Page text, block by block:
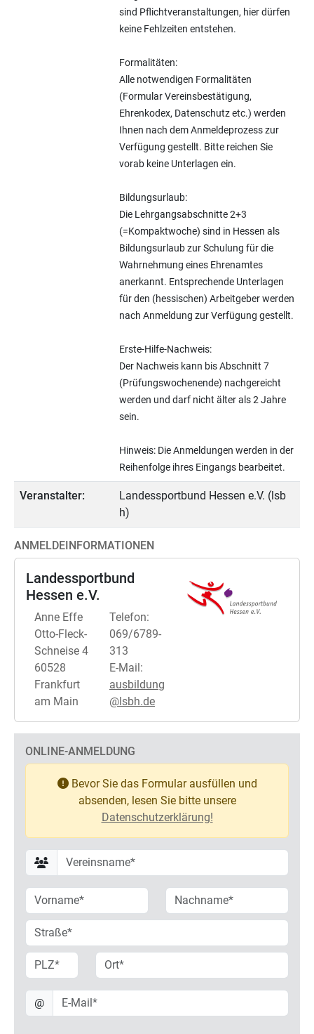
sind Pflichtveranstaltungen, hier dürfen
keine Fehlzeiten entstehen.
Formalitäten:
Alle notwendigen Formalitäten
(Formular Vereinsbestätigung,
Ehrenkodex, Datenschutz etc.) werden
Ihnen nach dem Anmeldeprozess zur
Verfügung gestellt. Bitte reichen Sie
vorab keine Unterlagen ein.
Bildungsurlaub:
Die Lehrgangsabschnitte 2+3
(=Kompaktwoche) sind in Hessen als
Bildungsurlaub zur Schulung für die
Wahrnehmung eines Ehrenamtes
anerkannt. Entsprechende Unterlagen
für den (hessischen) Arbeitgeber werden
nach Anmeldung zur Verfügung gestellt.
Erste-Hilfe-Nachweis:
Der Nachweis kann bis Abschnitt 7
(Prüfungswochenende) nachgereicht
werden und darf nicht älter als 2 Jahre
sein.
Hinweis: Die Anmeldungen werden in der
Reihenfolge ihres Eingangs bearbeitet.
Veranstalter:
Landessportbund Hessen e.V. (lsb
h)
ANMELDEINFORMATIONEN
Landessportbund
Hessen e.V.
Anne Effe
Otto-Fleck-
Schneise 4
60528
Frankfurt
am Main
Telefon:
069/6789-
313
E-Mail:
ausbildung
@lsbh.de
ONLINE-ANMELDUNG
Bevor Sie das Formular ausfüllen und
absenden, lesen Sie bitte unsere
Datenschutzerklärung!
@